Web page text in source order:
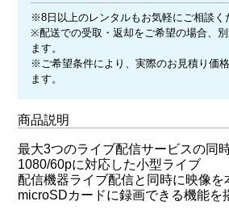
※8日以上のレンタルもお気軽にご相談く
※配送での受取・返却をご希望の場合、
ます。
※ご希望条件により、実際のお見積り価
ます。
商品説明
最大3つのライブ配信サービスの同
1080/60pに対応した小型ライブ
配信機器ライブ配信と同時に映像を
microSDカードに録画できる機能を